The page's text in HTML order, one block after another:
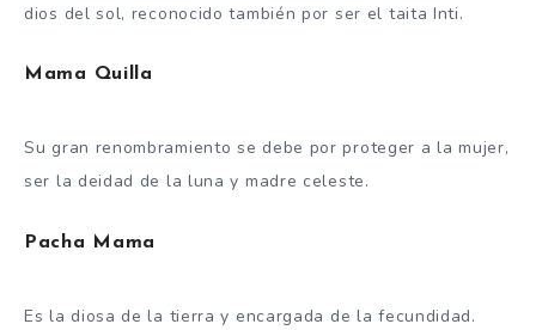
dios del sol, reconocido también por ser el taita Inti.
Mama Quilla
Su gran renombramiento se debe por proteger a la mujer,
ser la deidad de la luna y madre celeste.
Pacha Mama
Es la diosa de la tierra y encargada de la fecundidad.